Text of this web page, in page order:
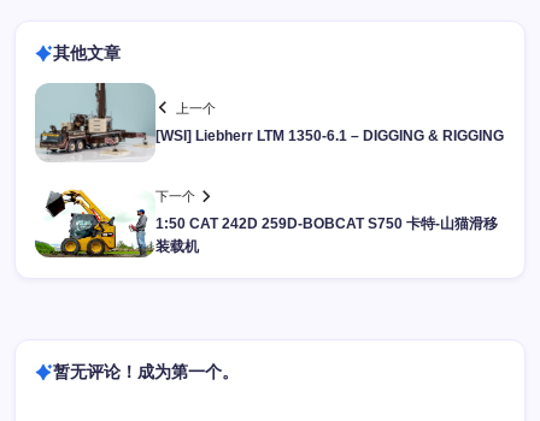
其他文章
上一个
[WSI] Liebherr LTM 1350-6.1 – DIGGING & RIGGING
下一个
1:50 CAT 242D 259D-BOBCAT S750 卡特-山猫滑移
装载机
暂无评论！成为第一个。